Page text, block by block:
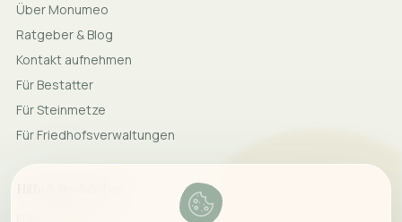
Über Monumeo
Ratgeber & Blog
Kontakt aufnehmen
Für Bestatter
Für Steinmetze
Für Friedhofsverwaltungen